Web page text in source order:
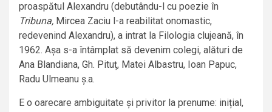
proaspătul Alexandru (debutându-l cu poezie în
Tribuna, Mircea Zaciu l-a reabilitat onomastic,
redevenind Alexandru), a intrat la Filologia clujeană, în
1962. Așa s-a întâmplat să devenim colegi, alături de
Ana Blandiana, Gh. Pituț, Matei Albastru, Ioan Papuc,
Radu Ulmeanu ș.a.
E o oarecare ambiguitate și privitor la prenume: inițial,